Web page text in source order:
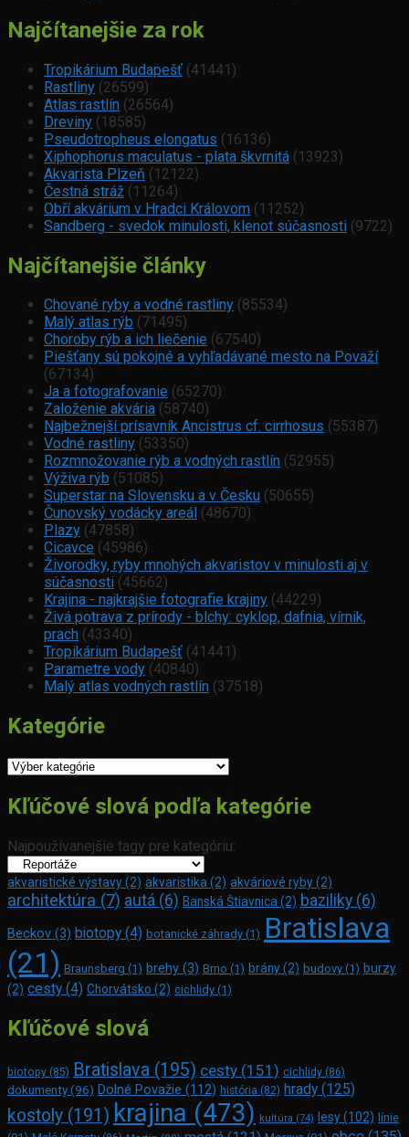
Najčítanejšie za rok
Tropikárium Budapešť (41441)
Rastliny (26599)
Atlas rastlín (26564)
Dreviny (18585)
Pseudotropheus elongatus (16136)
Xiphophorus maculatus - plata škvrnitá (13923)
Akvarista Plzeň (12122)
Čestná stráž (11264)
Obří akvárium v Hradci Královom (11252)
Sandberg - svedok minulosti, klenot súčasnosti (9722)
Najčítanejšie články
Chované ryby a vodné rastliny (85534)
Malý atlas rýb (71495)
Choroby rýb a ich liečenie (67540)
Piešťany sú pokojné a vyhľadávané mesto na Považí
(67134)
Ja a fotografovanie (65270)
Založenie akvária (58740)
Najbežnejší prísavník Ancistrus cf. cirrhosus (55387)
Vodné rastliny (53350)
Rozmnožovanie rýb a vodných rastlín (52955)
Výživa rýb (51085)
Superstar na Slovensku a v Česku (50655)
Čunovský vodácky areál (48670)
Plazy (47858)
Cicavce (45986)
Živorodky, ryby mnohých akvaristov v minulosti aj v
súčasnosti (45662)
Krajina - najkrajšie fotografie krajiny (44229)
Živá potrava z prírody - blchy: cyklop, dafnia, vírnik,
prach (43340)
Tropikárium Budapešť (41441)
Parametre vody (40840)
Malý atlas vodných rastlín (37518)
Kategórie
Kategórie
Kľúčové slová podľa kategórie
Najpoužívanejšie tagy pre kategóriu:
akvaristické výstavy(2) akvaristika (2) akváriové ryby(2)
architektúra (7) autá (6) Banská Štiavnica (2) baziliky (6)
Beckov (3) biotopy (4) botanické záhrady (1) Bratislava
(21) Braunsberg (1) brehy (3) Brno (1) brány(2) budovy (1) burzy
(2) cesty (4) Chorvátsko (2) cichlidy (1)
Kľúčové slová
biotopy (85) Bratislava (195) cesty (151) cichlidy (86)
dokumenty (96) Dolné Považie (112) história (82) hrady (125)
kostoly (191) krajina (473) kultúra (74) lesy(102) línie